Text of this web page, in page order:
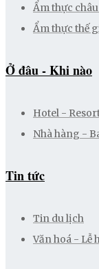
Ẩm thực
Ẩm thực thế
Ở đâu - Khi nào
Hotel -
Nhà hàng -
Tin tức
Tin du lịch
Văn hoá - Lễ